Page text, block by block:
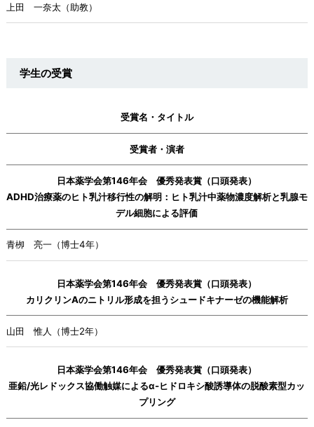
上田 一奈太（助教）
学生の受賞
受賞名・タイトル
受賞者・演者
日本薬学会第146年会 優秀発表賞（口頭発表）
ADHD治療薬のヒト乳汁移行性の解明：ヒト乳汁中薬物濃度解析と乳腺モ
デル細胞による評価
青栁 亮一（博士4年）
日本薬学会第146年会 優秀発表賞（口頭発表）
カリクリンAのニトリル形成を担うシュードキナーゼの機能解析
山田 惟人（博士2年）
日本薬学会第146年会 優秀発表賞（口頭発表）
亜鉛/光レドックス協働触媒によるα-ヒドロキシ酸誘導体の脱酸素型カッ
プリング